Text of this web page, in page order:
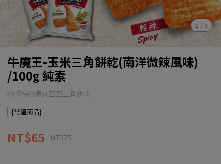
1 / 6
牛魔王-玉米三角餅乾(南洋微辣風味)
/100g 純素
◎輕辣◎馬來西亞三角餅乾
{常溫商品}
NT$65 NT$75